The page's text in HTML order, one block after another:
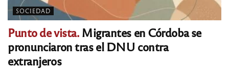
SOCIEDAD
Punto de vista.Migrantes en Córdoba se
pronunciaron tras el DNU contra
extranjeros